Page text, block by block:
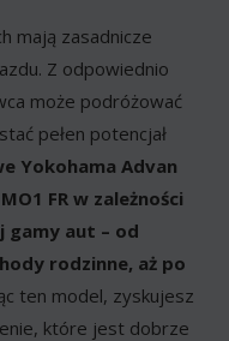
mają zasadnicze
Z odpowiednio
może podróżować
pełen potencjał
Yokohama Advan
FR w zależności
gamy aut – od
rodzinne, aż po
ten model, zyskujesz
które jest dobrze